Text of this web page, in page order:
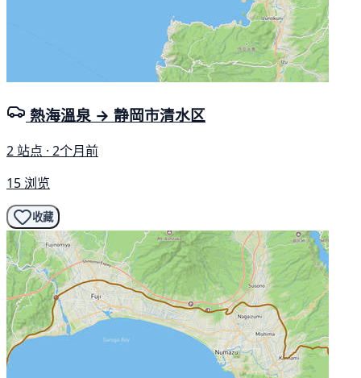
熱海溫泉 → 静岡市清水区
2 站点 · 2个月前
15 浏览
收藏